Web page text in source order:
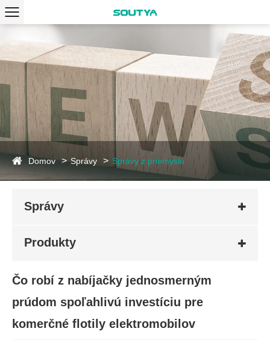
Domov Správy Správy z priemyslu
Správy
Produkty
Čo robí z nabíjačky jednosmerným
prúdom spoľahlivú investíciu pre
komerčné flotily elektromobilov